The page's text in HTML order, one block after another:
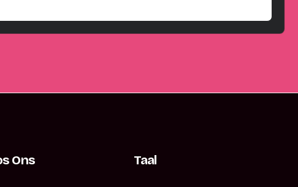
Ons Taal